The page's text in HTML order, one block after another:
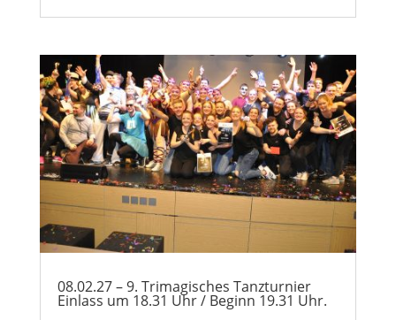
08.02.27 – 9. Trimagisches Tanzturnier
Einlass um 18.31 Uhr / Beginn 19.31 Uhr.